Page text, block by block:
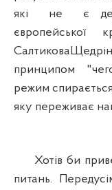
які не є
європейської
принципом
режим
яку переживає
Хотів би
питань.